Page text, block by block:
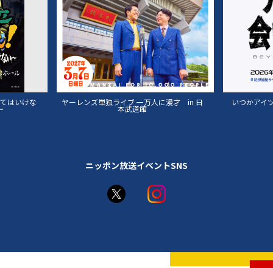
はいけな ヤーレンズ単独ライブ 一万人に漫才 in 日
本武道館
いつかアイ
ニッポン放送イベントSNS